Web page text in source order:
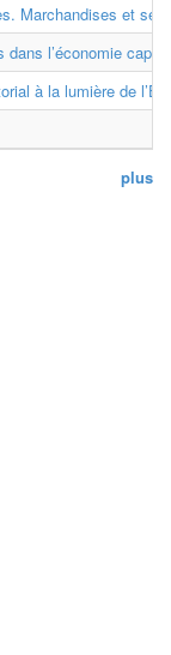
Marchandises et
l’économie
à la lumière de
plus